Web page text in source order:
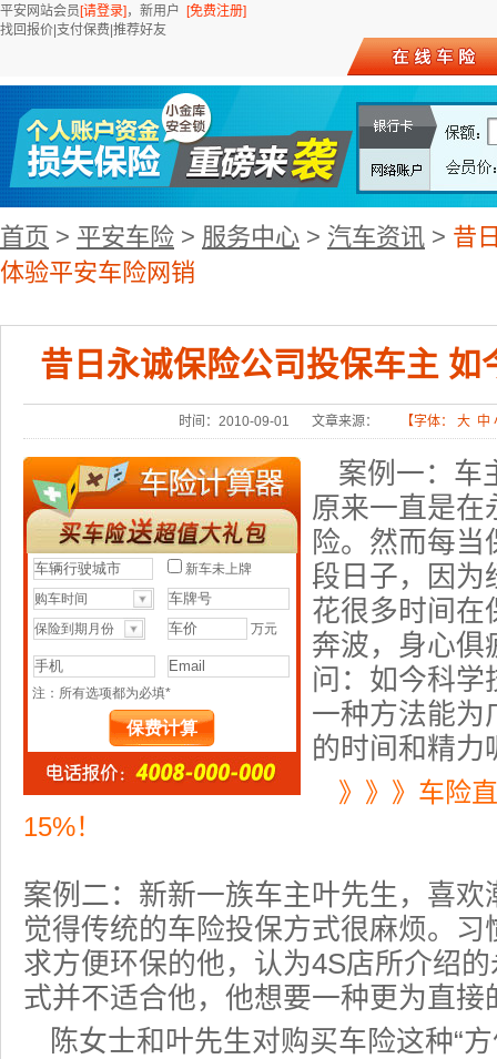
平安网站会员[请登录] ，新用户
[免费注册]
找回报价 支付保费 推荐好友
首页 > 平安车险 > 服务中心 > 汽车资讯 > 昔
体验平安车险网销
昔日永诚保险公司投保车主 如
时间：2010-09-01 文章来源： 【字体： 大 中
案例一：车
原来一直是在
险。然而每当
段日子，因为
花很多时间在
奔波，身心俱
问：如今科学
一种方法能为
的时间和精力
》》》车险
15%！
案例二：新新一族车主叶先生，喜
觉得传统的车险投保方式很麻烦。
求方便环保的他，认为4S店所介绍
式并不适合他，他想要一种更为直接
陈女士和叶先生对购买车险这种“